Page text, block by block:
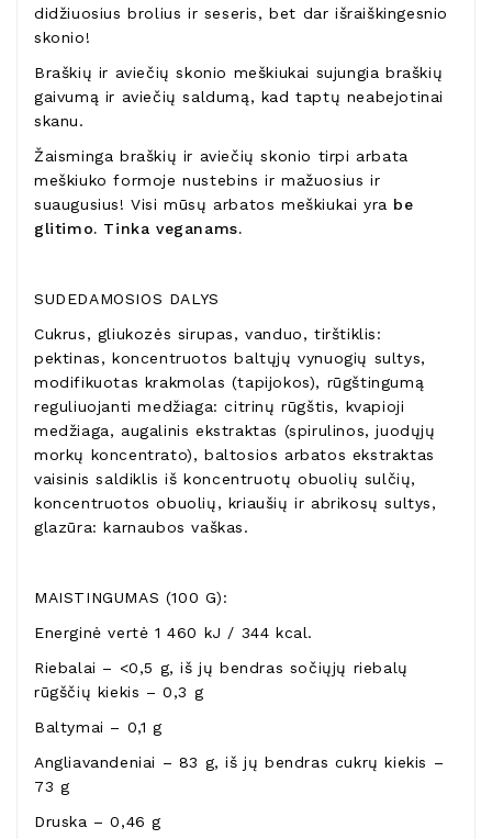
didžiuosius brolius ir seseris, bet dar išraiškingesnio
skonio!
Braškių ir aviečių skonio meškiukai sujungia braškių
gaivumą ir aviečių saldumą, kad taptų neabejotinai
skanu.
Žaisminga braškių ir aviečių skonio tirpi arbata
meškiuko formoje nustebins ir mažuosius ir
suaugusius! Visi mūsų arbatos meškiukai yra be
glitimo. Tinka veganams.
SUDEDAMOSIOS DALYS
Cukrus, gliukozės sirupas, vanduo, tirštiklis:
pektinas, koncentruotos baltųjų vynuogių sultys,
modifikuotas krakmolas (tapijokos), rūgštingumą
reguliuojanti medžiaga: citrinų rūgštis, kvapioji
medžiaga, augalinis ekstraktas (spirulinos, juodųjų
morkų koncentrato), baltosios arbatos ekstraktas
vaisinis saldiklis iš koncentruotų obuolių sulčių,
koncentruotos obuolių, kriaušių ir abrikosų sultys,
glazūra: karnaubos vaškas.
MAISTINGUMAS (100 G):
Energinė vertė 1 460 kJ / 344 kcal.
Riebalai – <0,5 g, iš jų bendras sočiųjų riebalų
rūgščių kiekis – 0,3 g
Baltymai – 0,1 g
Angliavandeniai – 83 g, iš jų bendras cukrų kiekis –
73 g
Druska – 0,46 g